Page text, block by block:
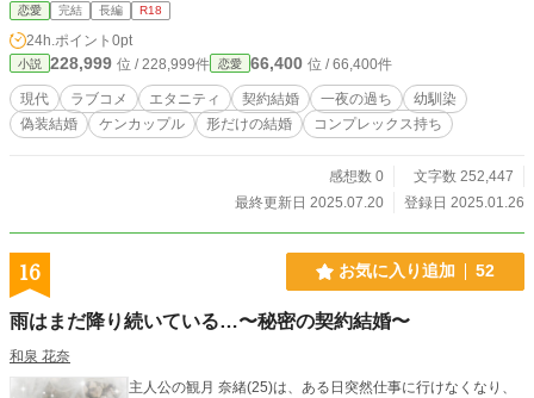
恋愛 完結 長編 R18
24h.ポイント 0pt
小説 228,999 位 / 228,999件 恋愛 66,400 位 / 66,400件
現代 ラブコメ エタニティ 契約結婚 一夜の過ち
幼馴染
偽装結婚
ケンカップル 形だけの結婚 コンプレックス持ち
感想数 0
文字数 252,447
最終更新日 2025.07.20
登録日 2025.01.26
16 お気に入り追加 52
雨はまだ降り続いている…〜秘密の契約結婚〜
和泉 花奈
主人公の観月 奈緒(25)は、ある日突然仕事に行けなくなり、